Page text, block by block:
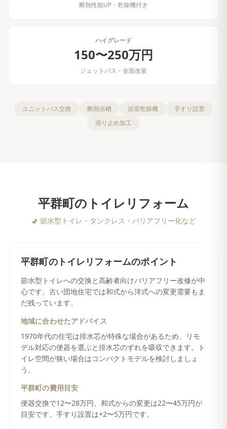
断熱性能UP・乾燥機付き
ハイグレード
150〜250万円
ジェットバス・全面改装
ユニットバス交換 断熱浴槽 浴室乾燥機
手すり設置
滑り止め加工
平群町の トイレリフォーム
🚽 節水型トイレ・タンクレス・バリアフリー化など
平群町 のトイレリフォームのポイント
節水型トイレへの交換と高齢者向けバリアフリー改修が中
心です。古い団地住宅では和式から洋式への変更需要もま
だ残っています。
地域に合わせたアドバイス
1970年代の住宅は排水芯が特殊な場合があるため、リモ
デル対応の便器を選ぶと排水芯のずれを吸収できます。ト
イレ空間が狭い場合はコンパクトモデルを検討しましょ
う。
平群町の費用目安
便器交換で12〜28万円、和式からの変更は22〜45万円が
目安です。手すり設置は+2〜5万円です。